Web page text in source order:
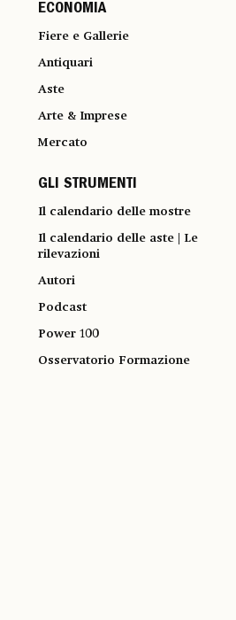
ECONOMIA
Fiere e Gallerie
Antiquari
Aste
Arte & Imprese
Mercato
GLI STRUMENTI
Il calendario delle mostre
Il calendario delle aste | Le
rilevazioni
Autori
Podcast
Power 100
Osservatorio Formazione